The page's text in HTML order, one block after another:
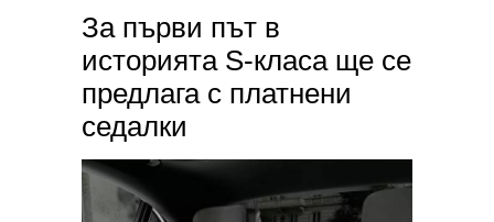
За първи път в
историята S-класа ще се
предлага с платнени
седалки